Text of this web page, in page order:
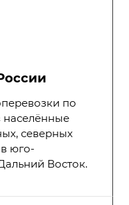
по
населённые
северных
юго-
Восток.